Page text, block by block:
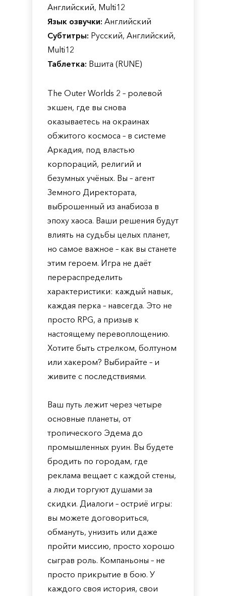
Английский, Multi12
Язык озвучки: Английский
Субтитры: Русский, Английский,
Multi12
Таблетка: Вшита (RUNE)
The Outer Worlds 2 – ролевой
экшен, где вы снова
оказываетесь на окраинах
обжитого космоса – в системе
Аркадия, под властью
корпораций, религий и
безумных учёных. Вы – агент
Земного Директората,
выброшенный из анабиоза в
эпоху хаоса. Ваши решения будут
влиять на судьбы целых планет,
но самое важное – как вы станете
этим героем. Игра не даёт
перераспределить
характеристики: каждый навык,
каждая перка – навсегда. Это не
просто RPG, а призыв к
настоящему перевоплощению.
Хотите быть стрелком, болтуном
или хакером? Выбирайте – и
живите с последствиями.
Ваш путь лежит через четыре
основные планеты, от
тропического Эдема до
промышленных руин. Вы будете
бродить по городам, где
реклама вещает с каждой стены,
а люди торгуют душами за
скидки. Диалоги – остриё игры:
вы можете договориться,
обмануть, унизить или даже
пройти миссию, просто хорошо
сыграв роль. Компаньоны – не
просто прикрытие в бою. У
каждого своя история, свои